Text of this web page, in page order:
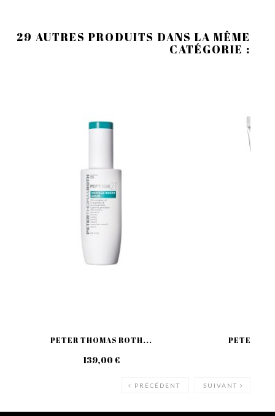
29 AUTRES PRODUITS DANS LA MÊME
CATÉGORIE :
PETER THOMAS ROTH...
139,00 €
PETER
PRÉCÉDENT SUIVANT